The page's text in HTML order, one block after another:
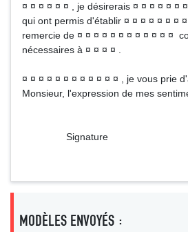
¤ ¤ ¤ ¤ ¤ ¤ , je désirerais ¤ ¤ ¤ ¤ ¤ ¤
qui ont permis d'établir ¤ ¤ ¤ ¤ ¤ ¤ ¤
remercie de ¤ ¤ ¤ ¤ ¤ ¤ ¤ ¤ ¤ ¤ ¤ ¤
nécessaires à ¤ ¤ ¤ ¤ .
¤ ¤ ¤ ¤ ¤ ¤ ¤ ¤ ¤ ¤ ¤ ¤ , je vous prie
Monsieur, l'expression de mes
Signature
MODÈLES ENVOYÉS :